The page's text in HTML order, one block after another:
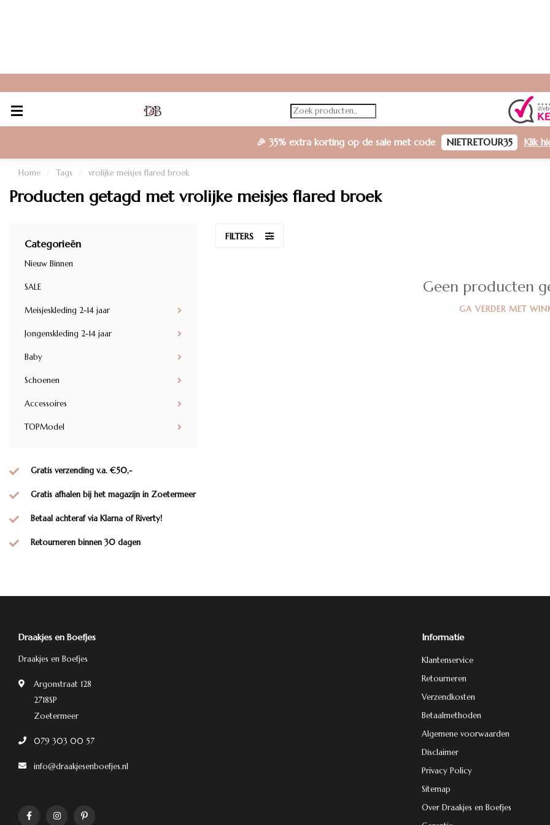
🎉 35% extra korting op de sale met code NIETRETOUR35 Klik
Home / Tags / vrolijke meisjes flared broek
Producten getagd met vrolijke meisjes flared broek
Categorieën
Nieuw Binnen
SALE
Meisjeskleding 2-14 jaar
Jongenskleding 2-14 jaar
Baby
Schoenen
Accessoires
TOPModel
Gratis verzending v.a. €50,-
Gratis afhalen bij het magazijn in Zoetermeer
Betaal achteraf via Klarna of Riverty!
Retourneren binnen 30 dagen
FILTERS
Geen producten
GA VERDER MET
Draakjes en Boefjes
Draakjes en Boefjes
Argonstraat 128
2718SP
Zoetermeer
079 303 00 57
info@draakjesenboefjes.nl
Informatie
Klantenservice
Retourneren
Verzendkosten
Betaalmethoden
Algemene voorwaarden
Disclaimer
Privacy Policy
Sitemap
Over Draakjes en Boefjes